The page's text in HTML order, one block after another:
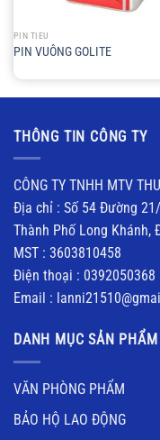
PIN TIỂU
PIN VUÔNG GOLITE
THÔNG TIN CÔNG TY
CÔNG TY TNHH MTV
Địa chỉ : Số 54 Đường
Thành Phố Long Khánh,
MST : 3603810458
Điện thoại : 0392050368
Email :
DANH MỤC SẢN PHẨM
VĂN PHÒNG PHẨM
BẢO HỘ LAO ĐỘNG